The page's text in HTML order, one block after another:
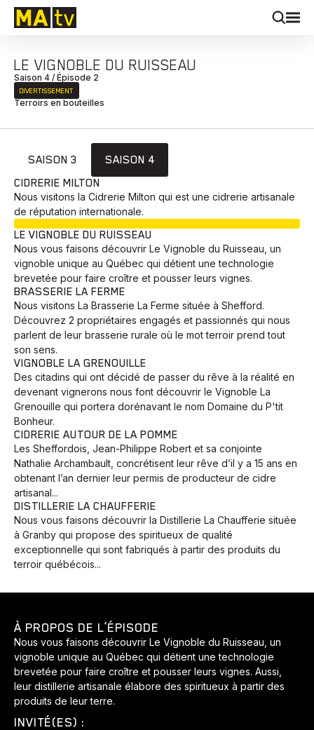
LE VIGNOBLE DU RUISSEAU
Saison 4 / Épisode 2
DIVERTISSEMENT
Terroirs en bouteilles
SAISON 3
SAISON 4
CIDRERIE MILTON
Nous visitons la Cidrerie Milton qui est une cidrerie artisanale
de réputation internationale.
LE VIGNOBLE DU RUISSEAU
Nous vous faisons découvrir Le Vignoble du Ruisseau, un
vignoble unique au Québec qui détient une technologie
brevetée pour faire croître et pousser leurs vignes.
BRASSERIE LA FERME
Nous visitons La Brasserie La Ferme située à Shefford.
Découvrez 2 propriétaires engagés et passionnés qui nous
parlent de leur brasserie rurale où le mot terroir prend tout
son sens.
VIGNOBLE LA GRENOUILLE
Des citadins qui ont décidé de passer du rêve à la réalité en
devenant vignerons nous font découvrir le Vignoble La
Grenouille qui portera dorénavant le nom Domaine du P'tit
Bonheur.
CIDRERIE AUTOUR DE LA POMME
Les Sheffordois, Jean-Philippe Robert et sa conjointe
Nathalie Archambault, concrétisent leur rêve d’il y a 15 ans en
obtenant l’an dernier leur permis de producteur de cidre
artisanal...
DISTILLERIE LA CHAUFFERIE
Nous vous faisons découvrir la Distillerie La Chaufferie située
à Granby qui propose des spiritueux de qualité
exceptionnelle qui sont fabriqués à partir des produits du
terroir québécois...
À PROPOS DE L’ÉPISODE
Nous vous faisons découvrir Le Vignoble du Ruisseau, un
vignoble unique au Québec qui détient une technologie
brevetée pour faire croître et pousser leurs vignes. Aussi,
leur distillerie artisanale élabore des spiritueux à partir des
produits de leur terre.
INVITÉ(ES) :